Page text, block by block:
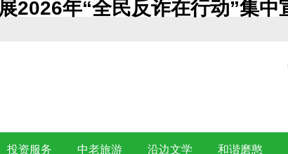
2026年“全民反诈在行动”集中
投资服务 中老旅游 沿边文学 和谐磨憨